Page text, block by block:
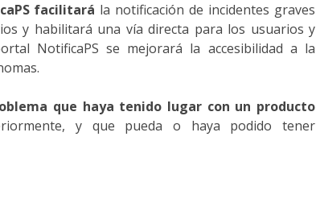
facilitará la notificación de incidentes graves
y habilitará una vía directa para los usuarios y
NotificaPS se mejorará la accesibilidad a la
que haya tenido lugar con un producto
y que pueda o haya podido tener